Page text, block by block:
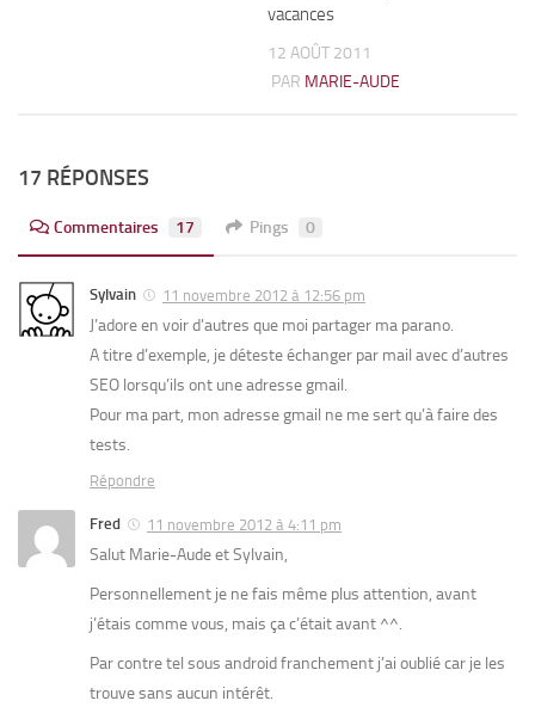
vacances
12 AOÛT 2011
PAR MARIE-AUDE
17 RÉPONSES
Commentaires 17 Pings 0
Sylvain 11 novembre 2012 à 12:56 pm
J’adore en voir d’autres que moi partager ma parano.
A titre d’exemple, je déteste échanger par mail avec d’autres
SEO lorsqu’ils ont une adresse gmail.
Pour ma part, mon adresse gmail ne me sert qu’à faire des
tests.
Répondre
Fred 11 novembre 2012 à 4:11 pm
Salut Marie-Aude et Sylvain,
Personnellement je ne fais même plus attention, avant
j’étais comme vous, mais ça c’était avant ^^.
Par contre tel sous android franchement j’ai oublié car je les
trouve sans aucun intérêt.